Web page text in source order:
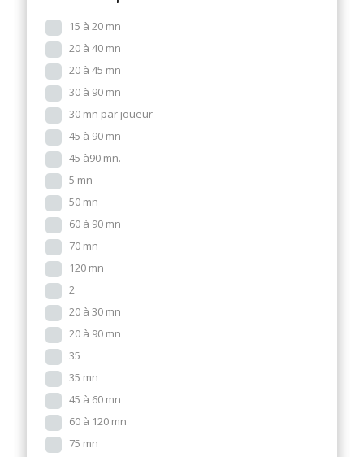
15 à 20 mn
20 à 40 mn
20 à 45 mn
30 à 90 mn
30 mn par joueur
45 à 90 mn
45 à90 mn.
5 mn
50 mn
60 à 90 mn
70 mn
120 mn
2
20 à 30 mn
20 à 90 mn
35
35 mn
45 à 60 mn
60 à 120 mn
75 mn